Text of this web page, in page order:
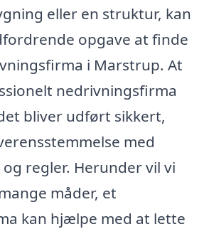
eller en struktur, kan
opgave at finde
i Marstrup. At
nedrivningsfirma
bliver udført sikkert,
med
regler. Herunder vil vi
måder, et
kan hjælpe med at lette